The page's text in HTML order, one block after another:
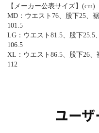
【メーカー公表サイズ】(cm)
MD：ウエスト76、股下25、
101.5
LG：ウエスト81.5、股下25.5
106.5
XL：ウエスト86.5、股下26
112
ユー